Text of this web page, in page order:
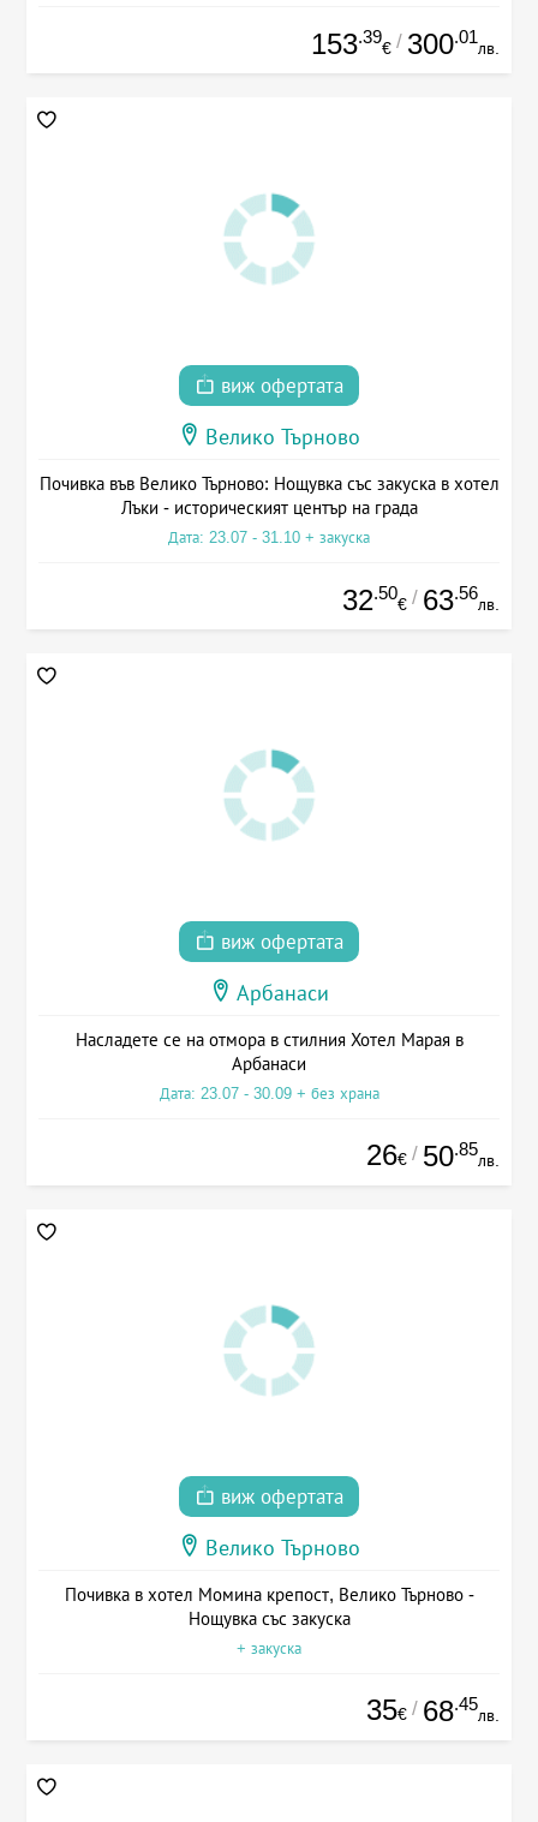
153.39
€ / 300.01
лв.
виж офертата
Велико Търново
Почивка във Велико Търново: Нощувка със закуска в хотел
Лъки - историческият център на града
Дата: 23.07 - 31.10 + закуска
32.50
€ / 63.56
лв.
виж офертата
Арбанаси
Насладете се на отмора в стилния Хотел Марая в
Арбанаси
Дата: 23.07 - 30.09 + без храна
26€ / 50.85
лв.
виж офертата
Велико Търново
Почивка в хотел Момина крепост, Велико Търново -
Нощувка със закуска
+ закуска
35€ / 68.45
лв.